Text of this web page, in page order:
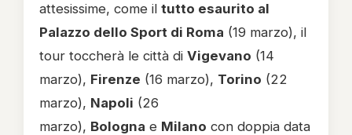
attesissime, come il tutto esaurito al
Palazzo dello Sport di Roma (19 marzo), il
tour toccherà le città di Vigevano (14
marzo), Firenze (16 marzo), Torino (22
marzo), Napoli (26
marzo), Bologna e Milano con doppia data